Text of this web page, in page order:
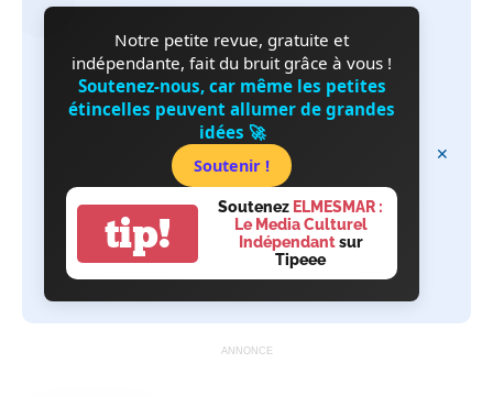
Notre petite revue, gratuite et
indépendante, fait du bruit grâce à vous !
Soutenez-nous, car même les petites
étincelles peuvent allumer de grandes
idées 🚀
Soutenir !
tip!
Soutenez ELMESMAR :
Le Media Culturel
Indépendantsur
Tipeee
ANNONCE